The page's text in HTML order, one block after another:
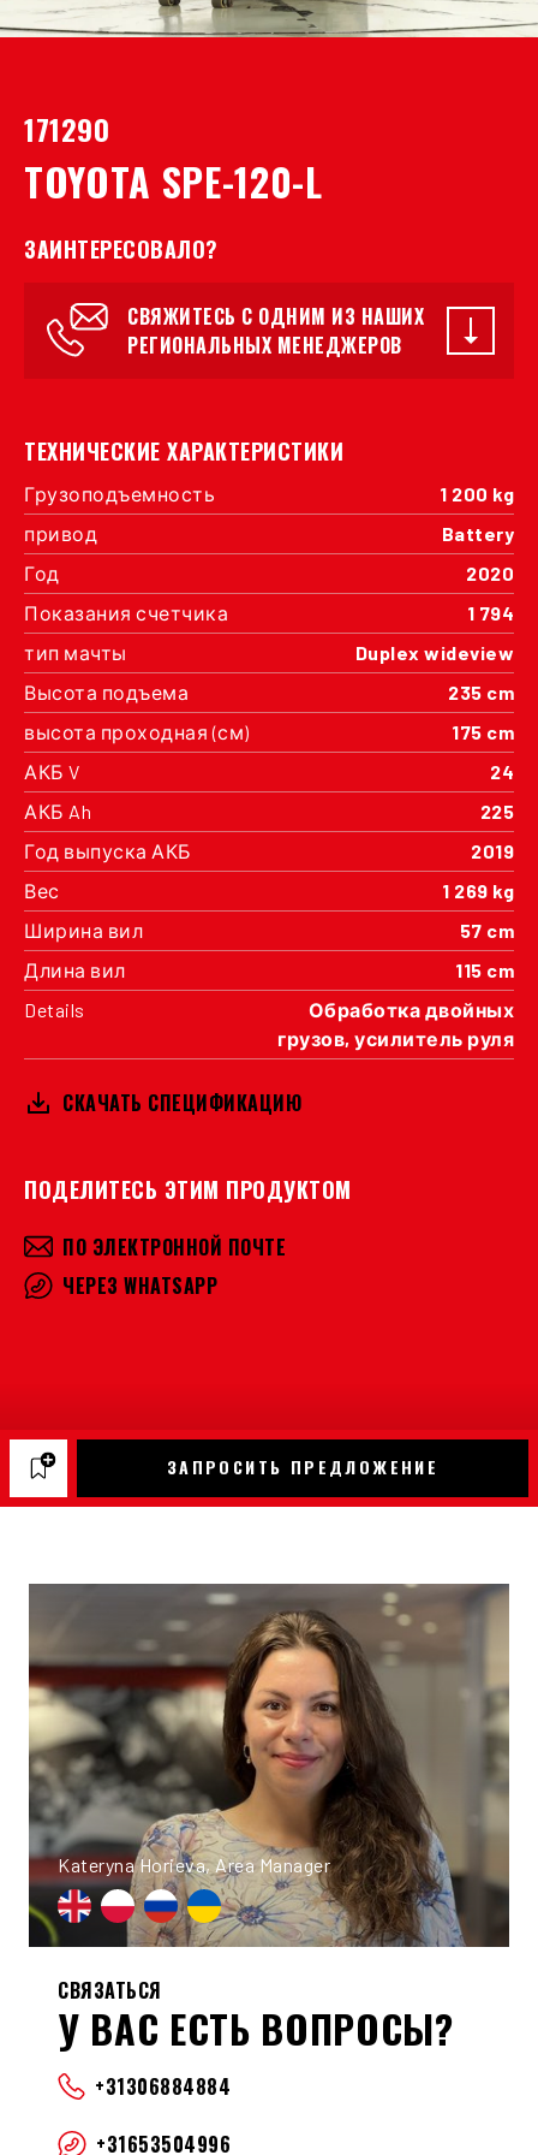
171290
TOYOTA SPE-120-L
ЗАИНТЕРЕСОВАЛО?
СВЯЖИТЕСЬ С ОДНИМ ИЗ НАШИХ
РЕГИОНАЛЬНЫХ МЕНЕДЖЕРОВ
ТЕХНИЧЕСКИЕ ХАРАКТЕРИСТИКИ
Грузоподъемность
1 200 kg
привод
Battery
Год
2020
Показания счетчика
1 794
тип мачты
Duplex wideview
Высота подъема
235 cm
высота проходная (см)
175 cm
АКБ V
24
АКБ Ah
225
Год выпуска АКБ
2019
Вес
1 269 kg
Ширина вил
57 cm
Длина вил
115 cm
Details
Обработка двойных
грузов, усилитель руля
СКАЧАТЬ СПЕЦИФИКАЦИЮ
ПОДЕЛИТЕСЬ ЭТИМ ПРОДУКТОМ
ПО ЭЛЕКТРОННОЙ ПОЧТЕ
ЧЕРЕЗ WHATSAPP
ЗАПРОСИТЬ ПРЕДЛОЖЕНИЕ
Kateryna Horieva, Area Manager
СВЯЗАТЬСЯ
У ВАС ЕСТЬ ВОПРОСЫ?
+31306884884
+31653504996